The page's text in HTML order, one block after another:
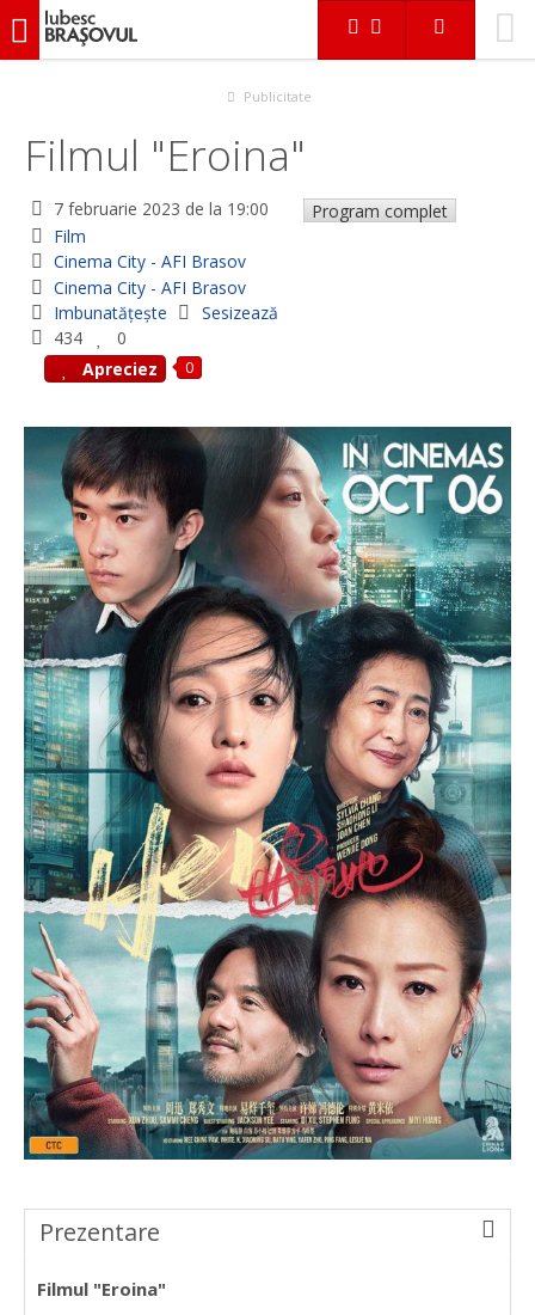
iubescbraşovul.ro
Publicitate
Filmul "Eroina"
7 februarie 2023 de la 19:00
Program complet
Film
Cinema City - AFI Brasov
Cinema City - AFI Brasov
Imbunatățește
Sesizează
434
0
Apreciez
0
Prezentare
Filmul "Eroina"